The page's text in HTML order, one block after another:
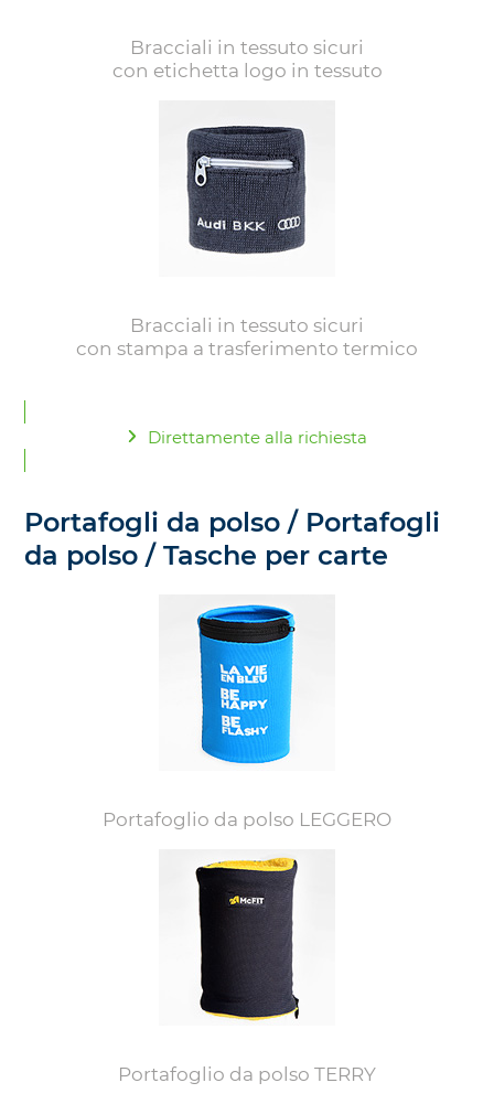
Bracciali in tessuto sicuri
con etichetta logo in tessuto
Bracciali in tessuto sicuri
con stampa a trasferimento termico
Direttamente alla richiesta
Portafogli da polso / Portafogli
da polso / Tasche per carte
Portafoglio da polso LEGGERO
Portafoglio da polso TERRY